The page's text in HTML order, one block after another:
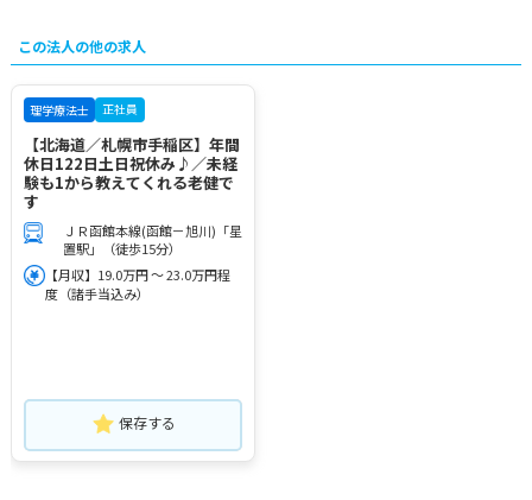
この法人の他の求人
理学療法士 正社員
【北海道／札幌市手稲区】年間
休日122日土日祝休み♪／未経
験も1から教えてくれる老健で
す
ＪＲ函館本線(函館－旭川)「星
置駅」（徒歩15分）
【月収】19.0万円 ～ 23.0万円程
度（諸手当込み）
保存する